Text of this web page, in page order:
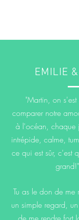
EMILIE
"Martin, on
comparer notre
à l'océan, chaque
intrépide, calme,
ce qui est sûr, c'est
Tu as le don de me
un simple regard,